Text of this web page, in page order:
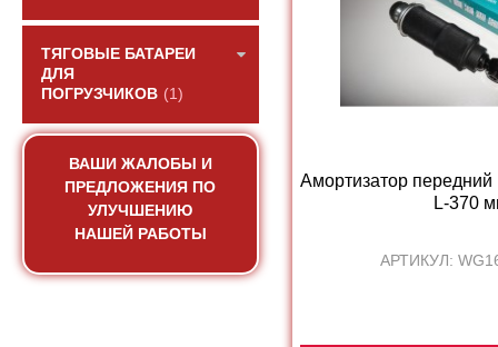
ТЯГОВЫЕ БАТАРЕИ
ДЛЯ
ПОГРУЗЧИКОВ (1)
ВАШИ ЖАЛОБЫ И
ПРЕДЛОЖЕНИЯ ПО
УЛУЧШЕНИЮ
НАШЕЙ РАБОТЫ
Амортизатор
L-370
АРТИКУЛ: